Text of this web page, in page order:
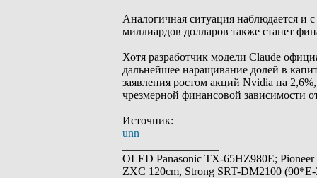
Аналогичная ситуация наблюдается и
миллиардов долларов также станет
Хотя разработчик модели Claude
дальнейшее наращивание долей в
заявления ростом акций Nvidia на
чрезмерной финансовой зависимости
Источник:
unn
OLED Panasonic TX-65HZ980E;
ZXC 120cm, Strong SRT-DM2100